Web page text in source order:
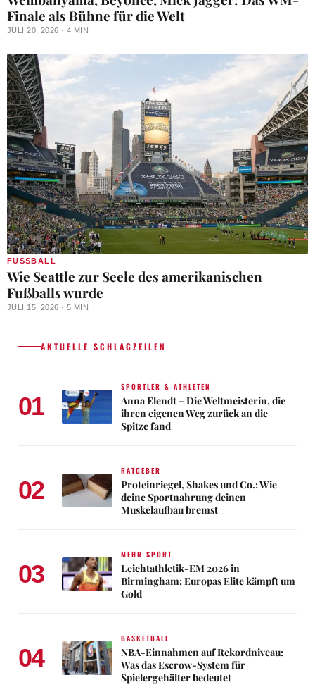
Finale als Bühne für die Welt
JULI 20, 2026 · 4 MIN
FUSSBALL
Wie Seattle zur Seele des amerikanischen
Fußballs wurde
JULI 15, 2026 · 5 MIN
AKTUELLE SCHLAGZEILEN
01
SPORTLER & ATHLETEN
Anna Elendt – Die Weltmeisterin, die
ihren eigenen Weg zurück an die
Spitze fand
02
RATGEBER
Proteinriegel, Shakes und Co.: Wie
deine Sportnahrung deinen
Muskelaufbau bremst
03
MEHR SPORT
Leichtathletik-EM 2026 in
Birmingham: Europas Elite kämpft um
Gold
04
BASKETBALL
NBA-Einnahmen auf Rekordniveau:
Was das Escrow-System für
Spielergehälter bedeutet